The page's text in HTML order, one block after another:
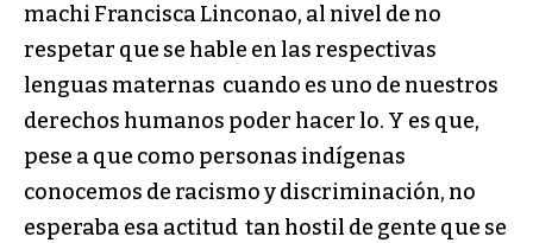
machi Francisca Linconao, al nivel de no
respetar que se hable en las respectivas
lenguas maternas cuando es uno de nuestros
derechos humanos poder hacer lo. Y es que,
pese a que como personas indígenas
conocemos de racismo y discriminación, no
esperaba esa actitud tan hostil de gente que se